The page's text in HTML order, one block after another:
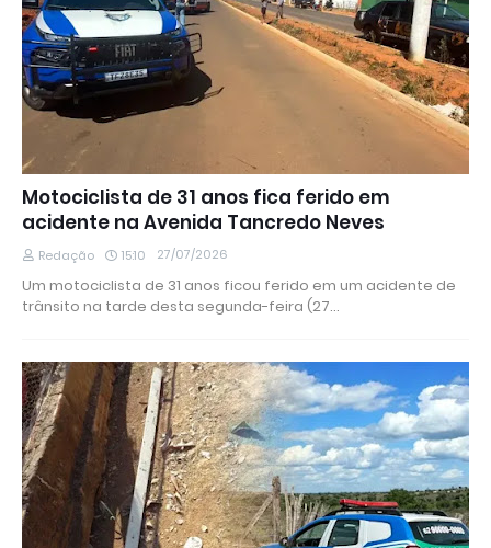
Motociclista de 31 anos fica ferido em
acidente na Avenida Tancredo Neves
Redação 15:10 27/07/2026
Um motociclista de 31 anos ficou ferido em um acidente de
trânsito na tarde desta segunda-feira (27…